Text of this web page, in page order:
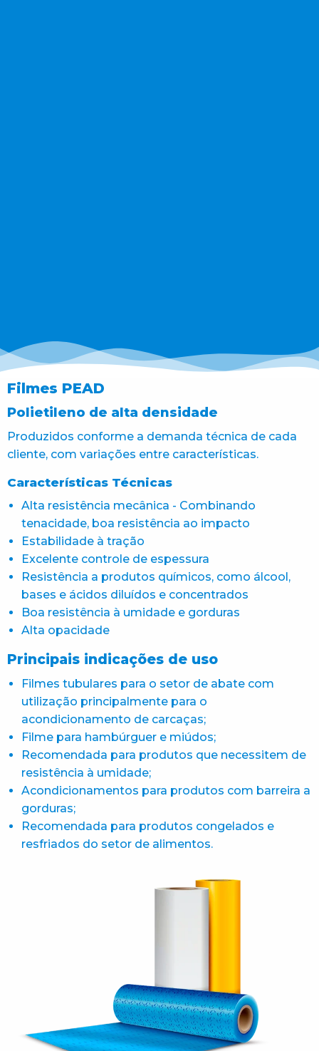
Filmes PEAD
Polietileno de alta densidade
Produzidos conforme a demanda técnica de cada
cliente, com variações entre características.
Características Técnicas
Alta resistência mecânica - Combinando
tenacidade, boa resistência ao impacto
Estabilidade à tração
Excelente controle de espessura
Resistência a produtos químicos, como álcool,
bases e ácidos diluídos e concentrados
Boa resistência à umidade e gorduras
Alta opacidade
Principais indicações de uso
Filmes tubulares para o setor de abate com
utilização principalmente para o
acondicionamento de carcaças;
Filme para hambúrguer e miúdos;
Recomendada para produtos que necessitem de
resistência à umidade;
Acondicionamentos para produtos com barreira a
gorduras;
Recomendada para produtos congelados e
resfriados do setor de alimentos.